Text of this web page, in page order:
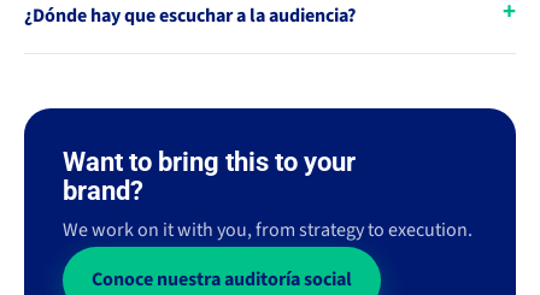
¿Dónde hay que escuchar a la audiencia?
Want to bring this to your
brand?
We work on it with you, from strategy to execution.
Conoce nuestra auditoría social